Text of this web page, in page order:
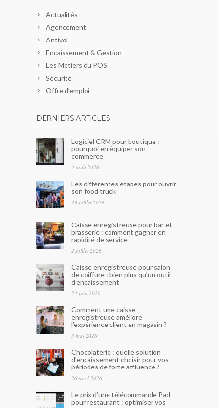
Actualités
Agencement
Antivol
Encaissement & Gestion
Les Métiers du POS
Sécurité
Offre d’emploi
DERNIERS ARTICLES
Logiciel CRM pour boutique :
pourquoi en équiper son
commerce
3 août 2026
Les différentes étapes pour ouvrir
son food truck
29 juillet 2026
Caisse enregistreuse pour bar et
brasserie : comment gagner en
rapidité de service
2 juillet 2026
Caisse enregistreuse pour salon
de coiffure : bien plus qu’un outil
d’encaissement
23 juin 2026
Comment une caisse
enregistreuse améliore
l’expérience client en magasin ?
3 mai 2026
Chocolaterie : quelle solution
d’encaissement choisir pour vos
périodes de forte affluence ?
26 avril 2026
Le prix d’une télécommande Pad
pour restaurant : optimiser vos